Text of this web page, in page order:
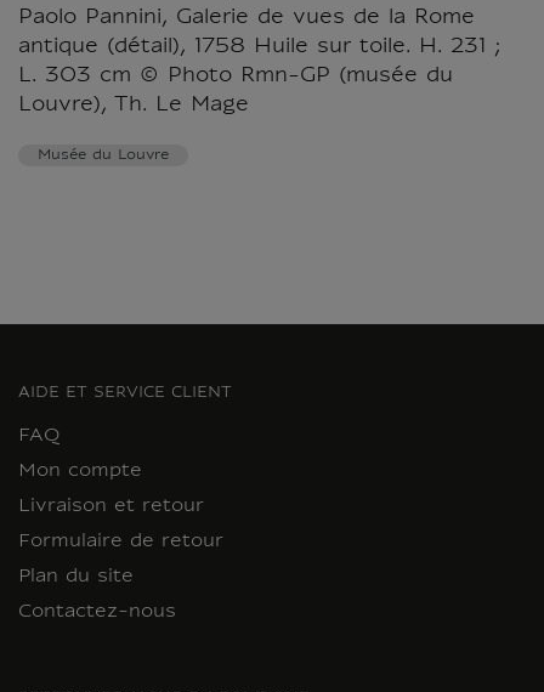
Paolo Pannini, Galerie de vues de la Rome
antique (détail), 1758 Huile sur toile. H. 231 ;
L. 303 cm © Photo Rmn-GP (musée du
Louvre), Th. Le Mage
Musée du Louvre
AIDE ET SERVICE CLIENT
FAQ
Mon compte
Livraison et retour
Formulaire de retour
Plan du site
Contactez-nous